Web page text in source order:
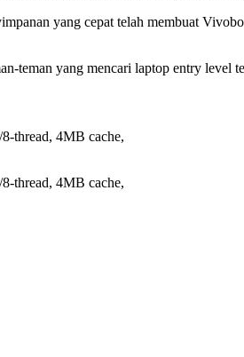
yang cepat telah membuat
yang mencari laptop entry level
thread, 4MB cache,
thread, 4MB cache,